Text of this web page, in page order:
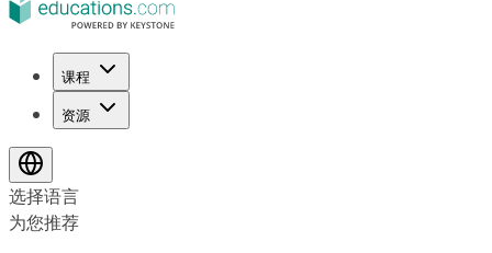
课程
资源
选择语言
为您推荐